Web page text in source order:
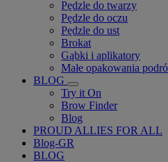
Pędzle do twarzy
Pędzle do oczu
Pędzle do ust
Brokat
Gąbki i aplikatory
Małe opakowania
BLOG
Try it On
Brow Finder
Blog
PROUD ALLIES FOR ALL
Blog-GR
BLOG